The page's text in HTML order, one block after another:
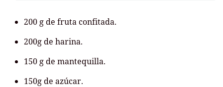
200 g de fruta confitada.
200g de harina.
150 g de mantequilla.
150g de azúcar.